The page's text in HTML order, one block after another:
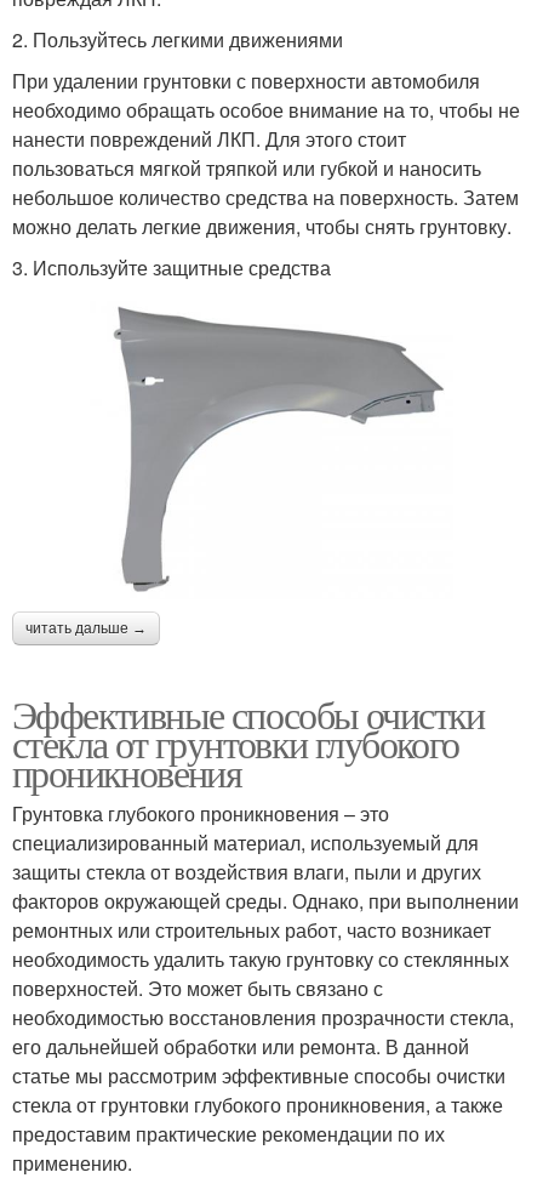
2. Пользуйтесь легкими движениями
При удалении грунтовки с поверхности автомобиля
необходимо обращать особое внимание на то, чтобы не
нанести повреждений ЛКП. Для этого стоит
пользоваться мягкой тряпкой или губкой и наносить
небольшое количество средства на поверхность. Затем
можно делать легкие движения, чтобы снять грунтовку.
3. Используйте защитные средства
читать дальше →
Эффективные способы очистки
стекла от грунтовки глубокого
проникновения
Грунтовка глубокого проникновения – это
специализированный материал, используемый для
защиты стекла от воздействия влаги, пыли и других
факторов окружающей среды. Однако, при выполнении
ремонтных или строительных работ, часто возникает
необходимость удалить такую грунтовку со стеклянных
поверхностей. Это может быть связано с
необходимостью восстановления прозрачности стекла,
его дальнейшей обработки или ремонта. В данной
статье мы рассмотрим эффективные способы очистки
стекла от грунтовки глубокого проникновения, а также
предоставим практические рекомендации по их
применению.